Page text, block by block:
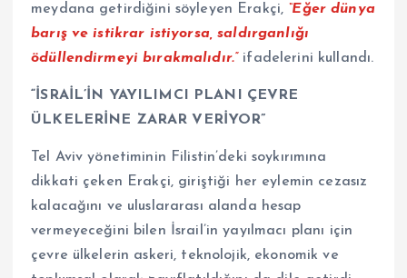
meydana getirdiğini söyleyen Erakçi, “Eğer dünya
barış ve istikrar istiyorsa, saldırganlığı
ödüllendirmeyi bırakmalıdır.” ifadelerini kullandı.
“İSRAİL’İN YAYILIMCI PLANI ÇEVRE
ÜLKELERİNE ZARAR VERİYOR”
Tel Aviv yönetiminin Filistin’deki soykırımına
dikkati çeken Erakçi, giriştiği her eylemin cezasız
kalacağını ve uluslararası alanda hesap
vermeyeceğini bilen İsrail’in yayılmacı planı için
çevre ülkelerin askeri, teknolojik, ekonomik ve